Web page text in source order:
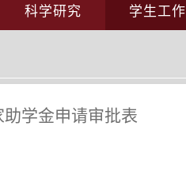
科学研究 学生工作
助学金申请审批表